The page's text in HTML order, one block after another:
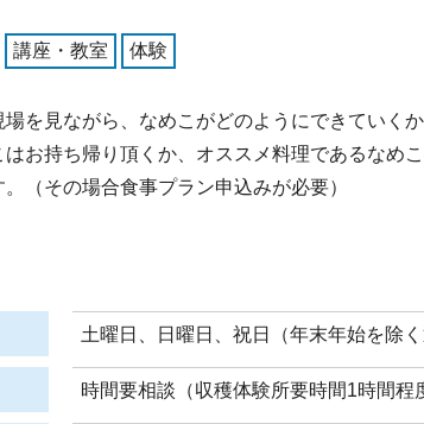
講座・教室 体験
を見ながら、なめこがどのようにできていく
お持ち帰り頂くか、オススメ料理であるなめ
（その場合食事プラン申込みが必要）
土曜日、日曜日、祝日（年末年始を除く
時間要相談（収穫体験所要時間1時間程